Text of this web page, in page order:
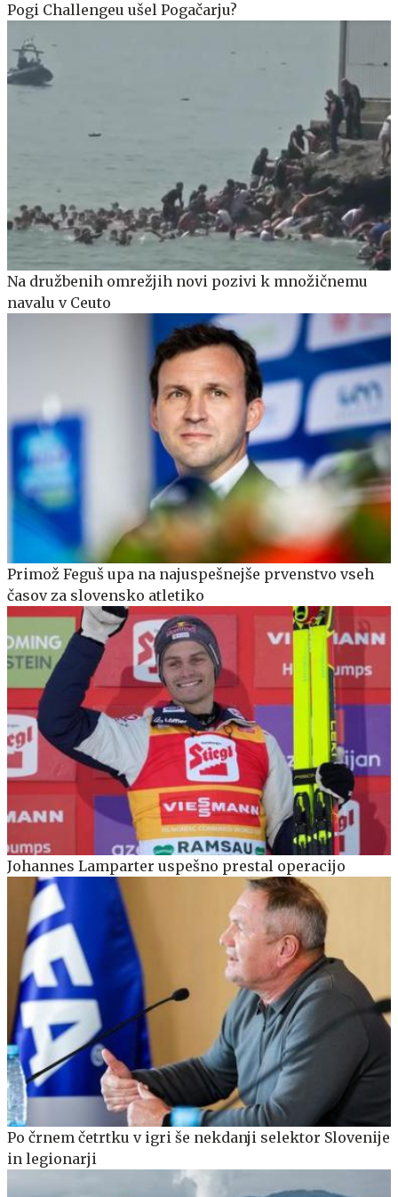
Pogi Challengeu ušel Pogačarju?
Na družbenih omrežjih novi pozivi k množičnemu
navalu v Ceuto
Primož Feguš upa na najuspešnejše prvenstvo vseh
časov za slovensko atletiko
Johannes Lamparter uspešno prestal operacijo
Po črnem četrtku v igri še nekdanji selektor Slovenije
in legionarji